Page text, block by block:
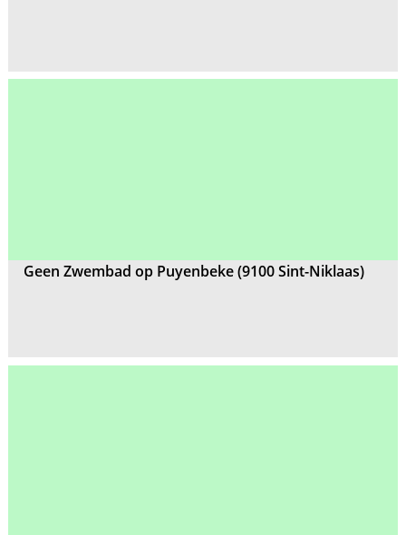
Geen Zwembad op Puyenbeke (9100 Sint-Niklaas)